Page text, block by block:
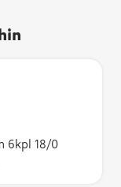
6kpl 18/0